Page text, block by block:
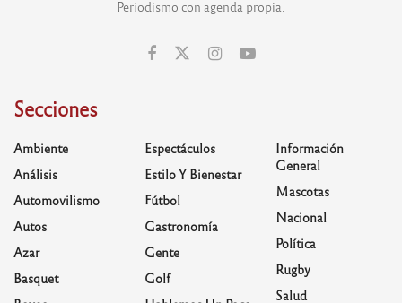
Periodismo con agenda propia.
Secciones
Ambiente
Análisis
Automovilismo
Autos
Azar
Basquet
Espectáculos
Estilo Y Bienestar
Fútbol
Gastronomía
Gente
Golf
Información
General
Mascotas
Nacional
Política
Rugby
Salud